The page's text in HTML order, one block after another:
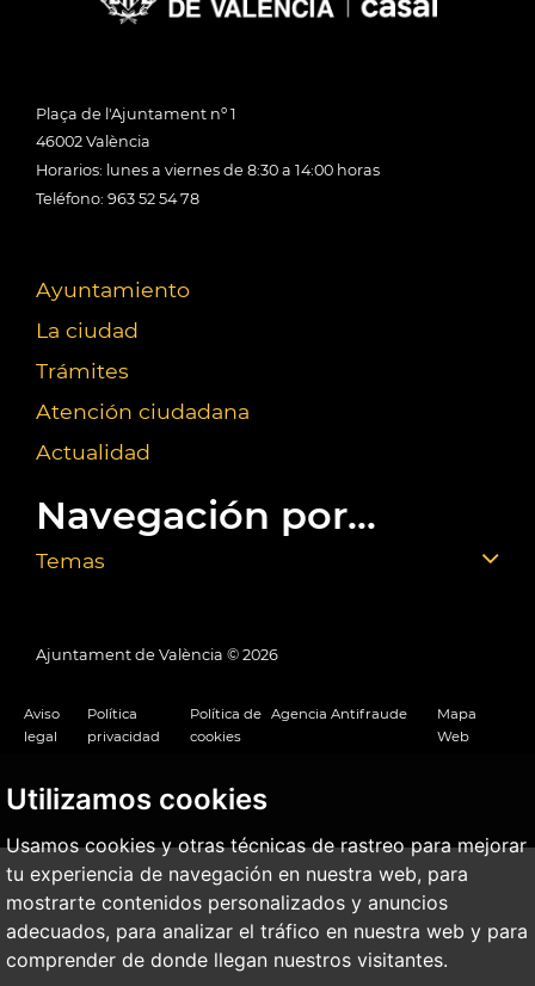
Utilizamos cookies
Usamos cookies y otras técnicas de rastreo para mejorar
tu experiencia de navegación en nuestra web, para
mostrarte contenidos personalizados y anuncios
adecuados, para analizar el tráfico en nuestra web y para
comprender de donde llegan nuestros visitantes.
Plaça de l'Ajuntament nº 1
46002 València
Horarios: lunes a viernes de 8:30 a 14:00 horas
Teléfono: 963 52 54 78
Ayuntamiento
La ciudad
Trámites
Atención ciudadana
Actualidad
Navegación por...
Temas
Ajuntament de València © 2026
Aviso
legal
Política
privacidad
Política de
cookies
Agencia Antifraude
Mapa
Web